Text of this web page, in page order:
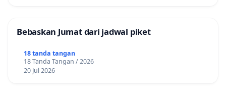
Bebaskan Jumat dari jadwal piket
18 tanda tangan
18 Tanda Tangan / 2026
20 Jul 2026